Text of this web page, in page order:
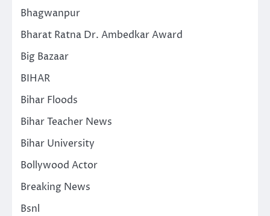
Bhagwanpur
Bharat Ratna Dr. Ambedkar Award
Big Bazaar
BIHAR
Bihar Floods
Bihar Teacher News
Bihar University
Bollywood Actor
Breaking News
Bsnl